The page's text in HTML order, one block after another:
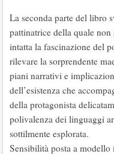
La seconda parte del libro
pattinatrice della quale
intatta la fascinazione del
rilevare la sorprendente
piani narrativi e
dell’esistenza che
della protagonista
polivalenza dei linguaggi
sottilmente esplorata.
Sensibilità posta a